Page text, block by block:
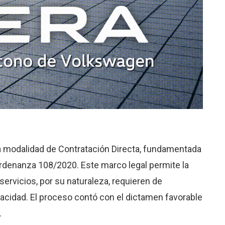
de Contratación Directa, fundamentada
108/2020. Este marco legal permite la
por su naturaleza, requieren de
El proceso contó con el dictamen favorable